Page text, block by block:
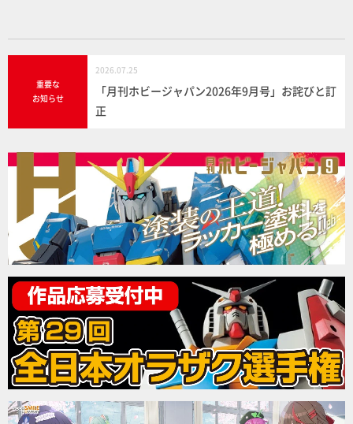
重要な
お知らせ
2026.07.25
「月刊ホビージャパン2026年9月号」お詫びと訂
正